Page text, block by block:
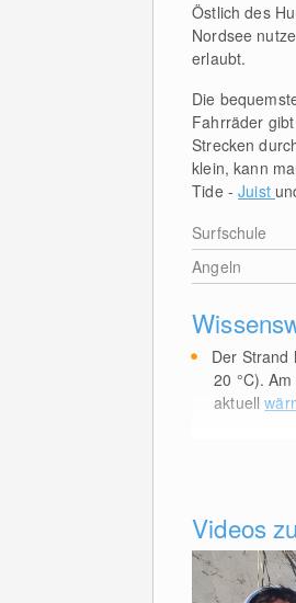
Östlich des
Nordsee
erlaubt.
Die
Fahrräder
Strecken
klein, kann
Tide -Juist
Surfschule
Angeln
Der Strand
20 °C).
aktuell
Videos